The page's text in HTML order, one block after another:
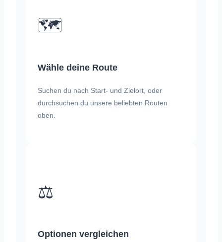
🗺️
Wähle deine Route
Suchen du nach Start- und Zielort, oder
durchsuchen du unsere beliebten Routen
oben.
⚖️
Optionen vergleichen